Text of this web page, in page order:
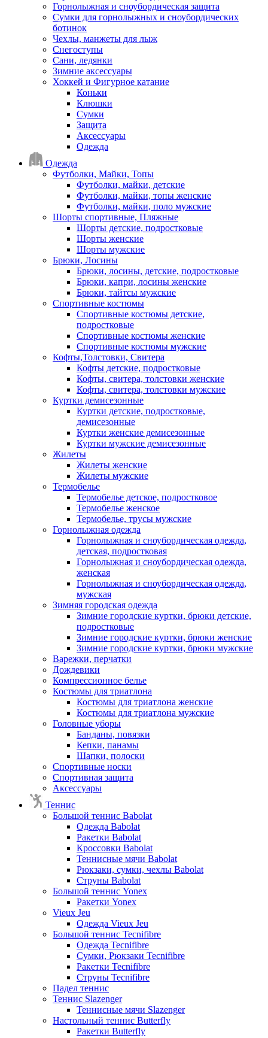
Горнолыжная и сноубордическая защита
Сумки для горнолыжных и сноубордических
ботинок
Чехлы, манжеты для лыж
Снегоступы
Сани, ледянки
Зимние аксессуары
Хоккей и Фигурное катание
Коньки
Клюшки
Сумки
Защита
Аксессуары
Одежда
Одежда
Футболки, Майки, Топы
Футболки, майки, детские
Футболки, майки, топы женские
Футболки, майки, поло мужские
Шорты спортивные, Пляжные
Шорты детские, подростковые
Шорты женские
Шорты мужские
Брюки, Лосины
Брюки, лосины, детские, подростковые
Брюки, капри, лосины женские
Брюки, тайтсы мужские
Спортивные костюмы
Спортивные костюмы детские,
подростковые
Спортивные костюмы женские
Спортивные костюмы мужские
Кофты,Толстовки, Свитера
Кофты детские, подростковые
Кофты, свитера, толстовки женские
Кофты, свитера, толстовки мужские
Куртки демисезонные
Куртки детские, подростковые,
демисезонные
Куртки женские демисезонные
Куртки мужские демисезонные
Жилеты
Жилеты женские
Жилеты мужские
Термобелье
Термобелье детское, подростковое
Термобелье женское
Термобелье, трусы мужские
Горнолыжная одежда
Горнолыжная и сноубордическая одежда,
детская, подростковая
Горнолыжная и сноубордическая одежда,
женская
Горнолыжная и сноубордическая одежда,
мужская
Зимняя городская одежда
Зимние городские куртки, брюки детские,
подростковые
Зимние городские куртки, брюки женские
Зимние городские куртки, брюки мужские
Варежки, перчатки
Дождевики
Компрессионное белье
Костюмы для триатлона
Костюмы для триатлона женские
Костюмы для триатлона мужские
Головные уборы
Банданы, повязки
Кепки, панамы
Шапки, полоски
Спортивные носки
Спортивная защита
Аксессуары
Теннис
Большой теннис Babolat
Одежда Babolat
Ракетки Babolat
Кроссовки Babolat
Теннисные мячи Babolat
Рюкзаки, сумки, чехлы Babolat
Струны Babolat
Большой теннис Yonex
Ракетки Yonex
Vieux Jeu
Одежда Vieux Jeu
Большой теннис Tecnifibre
Одежда Tecnifibre
Сумки, Рюкзаки Tecnifibre
Ракетки Tecnifibre
Струны Tecnifibre
Падел теннис
Теннис Slazenger
Теннисные мячи Slazenger
Настольный теннис Butterfly
Ракетки Butterfly